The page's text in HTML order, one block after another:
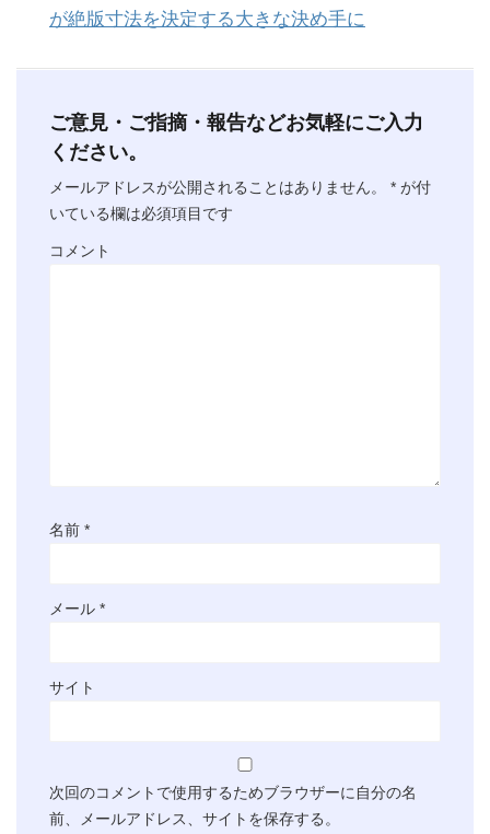
が絶版寸法を決定する大きな決め手に
ご意見・ご指摘・報告などお気軽にご入力
ください。
メールアドレスが公開されることはありません。 * が付
いている欄は必須項目です
コメント
名前 *
メール *
サイト
次回のコメントで使用するためブラウザーに自分の名
前、メールアドレス、サイトを保存する。